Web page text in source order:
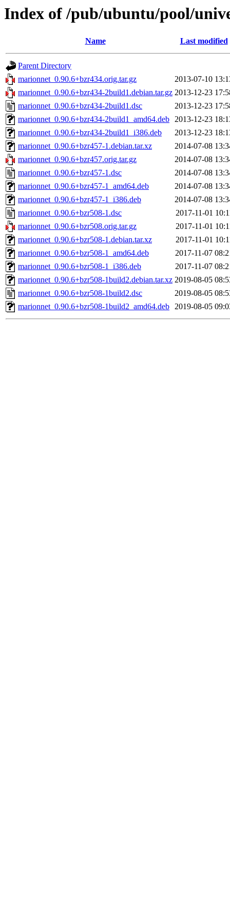
Index of /pub/ubuntu/pool/
Name Last modified
Parent Directory
marionnet_0.90.6+bzr434.orig.tar.gz
2013-07-10
marionnet_0.90.6+bzr434-2build1.debian.tar.gz 2013-12-23
marionnet_0.90.6+bzr434-2build1.dsc
2013-12-23
marionnet_0.90.6+bzr434-2build1_amd64.deb 2013-12-23
marionnet_0.90.6+bzr434-2build1_i386.deb
2013-12-23
marionnet_0.90.6+bzr457-1.debian.tar.xz
2014-07-08
marionnet_0.90.6+bzr457.orig.tar.gz
2014-07-08
marionnet_0.90.6+bzr457-1.dsc
2014-07-08
marionnet_0.90.6+bzr457-1_amd64.deb
2014-07-08
marionnet_0.90.6+bzr457-1_i386.deb
2014-07-08
marionnet_0.90.6+bzr508-1.dsc
2017-11-01
marionnet_0.90.6+bzr508.orig.tar.gz
2017-11-01
marionnet_0.90.6+bzr508-1.debian.tar.xz
2017-11-01
marionnet_0.90.6+bzr508-1_amd64.deb
2017-11-07
marionnet_0.90.6+bzr508-1_i386.deb
2017-11-07
marionnet_0.90.6+bzr508-1build2.debian.tar.xz 2019-08-05
marionnet_0.90.6+bzr508-1build2.dsc
2019-08-05
marionnet_0.90.6+bzr508-1build2_amd64.deb 2019-08-05